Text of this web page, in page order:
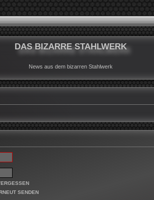
DAS BIZARRE STAHLWERK
News aus dem bizarren Stahlwerk
SENDEN